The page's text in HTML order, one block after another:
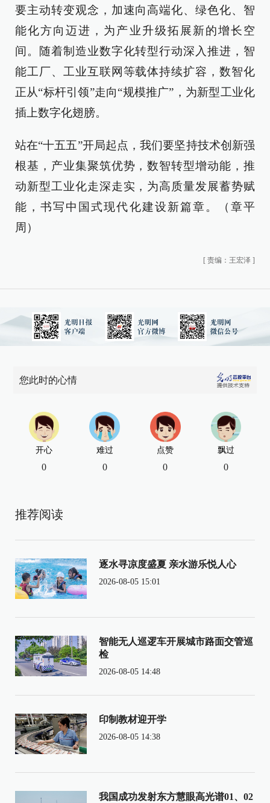
要主动转变观念，加速向高端化、绿色化、智
能化方向迈进，为产业升级拓展新的增长空
间。随着制造业数字化转型行动深入推进，智
能工厂、工业互联网等载体持续扩容，数智化
正从“标杆引领”走向“规模推广”，为新型工业化
插上数字化翅膀。
站在“十五五”开局起点，我们要坚持技术创新强
根基，产业集聚筑优势，数智转型增动能，推
动新型工业化走深走实，为高质量发展蓄势赋
能，书写中国式现代化建设新篇章。（章平
周）
[ 责编：王宏泽 ]
您此时的心情
开心
0
难过
0
点赞
0
飘过
0
推荐阅读
逐水寻凉度盛夏 亲水游乐悦人心
2026-08-05 15:01
智能无人巡逻车开展城市路面交管巡
检
2026-08-05 14:48
印制教材迎开学
2026-08-05 14:38
我国成功发射东方慧眼高光谱01、02